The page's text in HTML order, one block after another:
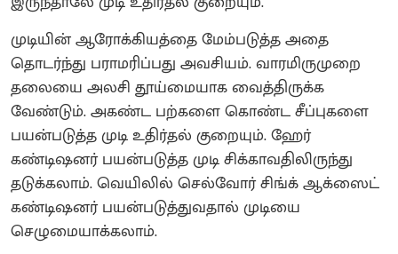
முடியின் ஆரோக்கியத்தை மேம்படுத்த அதை
தொடர்ந்து பராமரிப்பது அவசியம். வாரமிருமுறை
தலையை அலசி தூய்மையாக வைத்திருக்க
வேண்டும். அகண்ட பற்களை கொண்ட சீப்புகளை
பயன்படுத்த முடி உதிர்தல் குறையும். ஹேர்
கண்டிஷனர் பயன்படுத்த முடி சிக்காவதிலிருந்து
தடுக்கலாம். வெயிலில் செல்வோர் சிங்க் ஆக்ஸைட்
கண்டிஷனர் பயன்படுத்துவதால் முடியை
செழுமையாக்கலாம்.